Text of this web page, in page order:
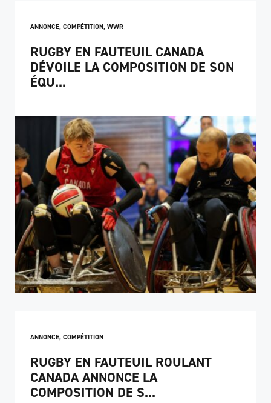
ANNONCE, COMPÉTITION, WWR
RUGBY EN FAUTEUIL CANADA
DÉVOILE LA COMPOSITION DE SON
ÉQU...
ANNONCE, COMPÉTITION
RUGBY EN FAUTEUIL ROULANT
CANADA ANNONCE LA
COMPOSITION DE S...